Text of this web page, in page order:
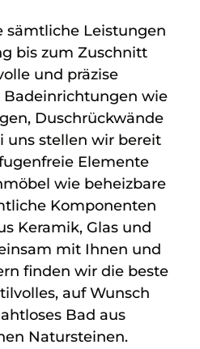
sämtliche Leistungen
bis zum Zuschnitt
und präzise
wie
Duschrückwände
uns stellen wir bereit
Elemente
wie beheizbare
Komponenten
Keramik, Glas und
mit Ihnen und
finden wir die beste
auf Wunsch
Bad aus
Natursteinen.